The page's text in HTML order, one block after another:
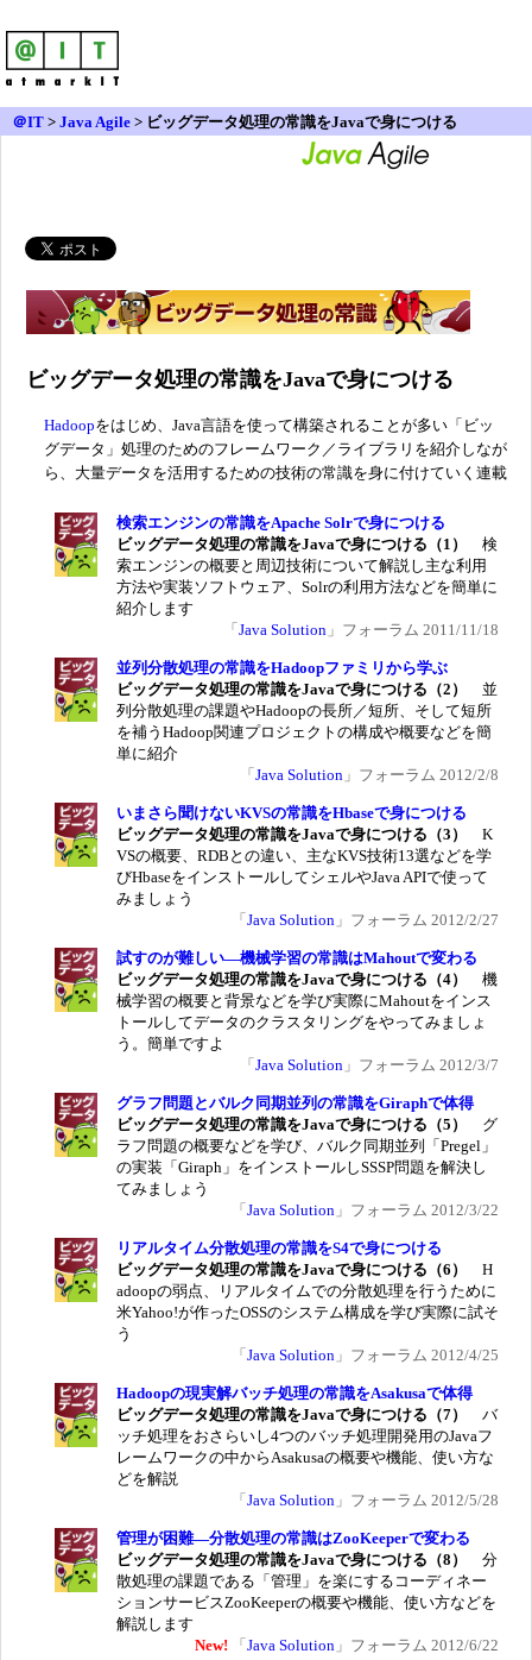
＠IT > Java Agile > ビッグデータ処理の常識をJavaで身につける
ビッグデータ処理の常識をJavaで身につける
Hadoopをはじめ、Java言語を使って構築されることが多い「ビッ
グデータ」処理のためのフレームワーク／ライブラリを紹介しなが
ら、大量データを活用するための技術の常識を身に付けていく連載
検索エンジンの常識をApache Solrで身につける
ビッグデータ処理の常識をJavaで身につける（1）
検
索エンジンの概要と周辺技術について解説し主な利用
方法や実装ソフトウェア、Solrの利用方法などを簡単に
紹介します
「 Java Solution 」フォーラム 2011/11/18
並列分散処理の常識をHadoopファミリから学ぶ
ビッグデータ処理の常識をJavaで身につける（2）
並
列分散処理の課題やHadoopの長所／短所、そして短所
を補うHadoop関連プロジェクトの構成や概要などを簡
単に紹介
「 Java Solution 」フォーラム 2012/2/8
いまさら聞けないKVSの常識をHbaseで身につける
ビッグデータ処理の常識をJavaで身につける（3）
K
VSの概要、RDBとの違い、主なKVS技術13選などを学
びHbaseをインストールしてシェルやJava APIで使って
みましょう
「 Java Solution 」フォーラム 2012/2/27
試すのが難しい―機械学習の常識はMahoutで変わる
ビッグデータ処理の常識をJavaで身につける（4）
機
械学習の概要と背景などを学び実際にMahoutをインス
トールしてデータのクラスタリングをやってみましょ
う。簡単ですよ
「 Java Solution 」フォーラム 2012/3/7
グラフ問題とバルク同期並列の常識をGiraphで体得
ビッグデータ処理の常識をJavaで身につける（5）
グ
ラフ問題の概要などを学び、バルク同期並列「Pregel」
の実装「Giraph」をインストールしSSSP問題を解決し
てみましょう
「 Java Solution 」フォーラム 2012/3/22
リアルタイム分散処理の常識をS4で身につける
ビッグデータ処理の常識をJavaで身につける（6）
H
adoopの弱点、リアルタイムでの分散処理を行うために
米Yahoo!が作ったOSSのシステム構成を学び実際に試そ
う
「 Java Solution 」フォーラム 2012/4/25
Hadoopの現実解バッチ処理の常識をAsakusaで体得
ビッグデータ処理の常識をJavaで身につける（7） バ
ッチ処理をおさらいし4つのバッチ処理開発用のJavaフ
レームワークの中からAsakusaの概要や機能、使い方な
どを解説
「 Java Solution 」フォーラム 2012/5/28
管理が困難―分散処理の常識はZooKeeperで変わる
ビッグデータ処理の常識をJavaで身につける（8） 分
散処理の課題である「管理」を楽にするコーディネー
ションサービスZooKeeperの概要や機能、使い方などを
解説します
New! 「 Java Solution 」フォーラム 2012/6/22